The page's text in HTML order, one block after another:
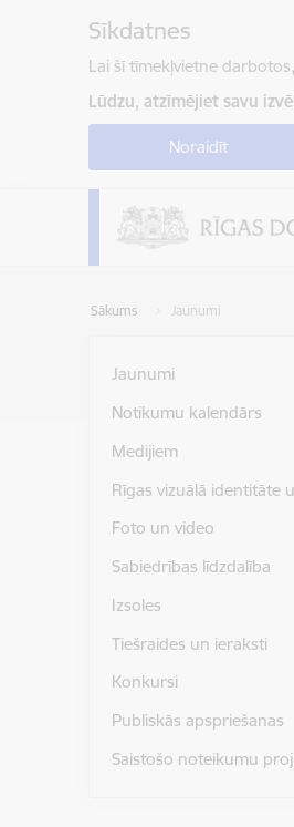
Sīkdatnes
Lai šī tīmekļvietne
Lūdzu, atzīmējiet savu
Noraidīt
Sākums Jaunumi
Jaunumi
Notikumu kalendārs
Medijiem
Rīgas vizuālā identitāte
Foto un video
Sabiedrības līdzdalība
Izsoles
Tiešraides un ieraksti
Konkursi
Publiskās apspriešanas
Saistošo noteikumu